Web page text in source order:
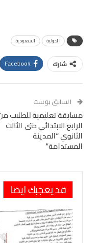
الدولية السعودية
شارك Facebook
Tumblr
البريد الإلكتروني
Digg
LINE
طباعة
السابق بوست
مسابقة تعليمية للطلاب
الرابع الابتدائي حتى الثالث
الثانوي “المدينة
المستدامة”
قد يعجبك ايضا